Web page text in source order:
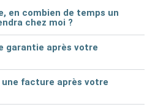
en combien de temps un
chez moi ?
garantie après votre
facture après votre